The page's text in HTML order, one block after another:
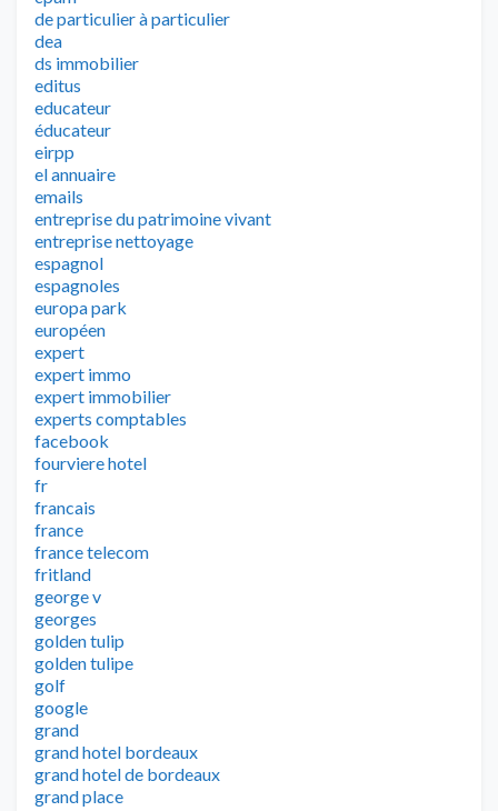
de particulier à particulier
dea
ds immobilier
editus
educateur
éducateur
eirpp
el annuaire
emails
entreprise du patrimoine vivant
entreprise nettoyage
espagnol
espagnoles
europa park
européen
expert
expert immo
expert immobilier
experts comptables
facebook
fourviere hotel
fr
francais
france
france telecom
fritland
george v
georges
golden tulip
golden tulipe
golf
google
grand
grand hotel bordeaux
grand hotel de bordeaux
grand place